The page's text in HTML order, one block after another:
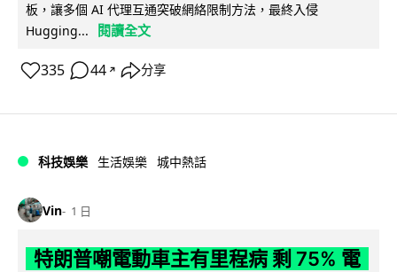
板，讓多個 AI 代理互通突破網絡限制方法，最終入侵
Hugging...
閱讀全文
335 44 ↗ 分享
科技娛樂 生活娛樂 城中熱話
Vin 1 日
特朗普嘲電動車主有里程病 剩 75% 電